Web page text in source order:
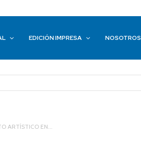
EDICIÓN IMPRESA NOSOTROS
ARTÍSTICO EN...